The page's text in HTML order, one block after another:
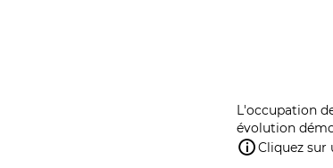
L'occupation
évolution
Cliquez sur